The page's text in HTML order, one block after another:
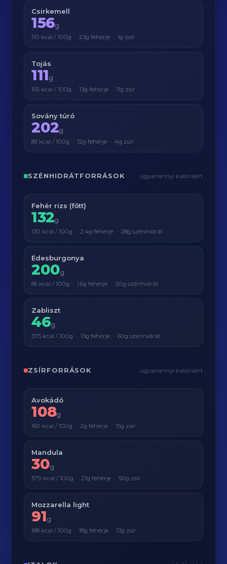
Csirkemell
156g
110 kcal / 100g · 23g fehérje · 1g zsír
Tojás
111g
155 kcal / 100g · 13g fehérje · 11g zsír
Sovány túró
202g
85 kcal / 100g · 12g fehérje · 4g zsír
SZÉNHIDRÁTFORRÁSOK ugyanannyi kalóriáért
Fehér rizs (főtt)
132g
130 kcal / 100g · 2.4g fehérje · 28g szénhidrát
Édesburgonya
200g
86 kcal / 100g · 1.6g fehérje · 20g szénhidrát
Zabliszt
46g
375 kcal / 100g · 13g fehérje · 60g szénhidrát
ZSÍRFORRÁSOK ugyanannyi kalóriáért
Avokádó
108g
160 kcal / 100g · 2g fehérje · 15g zsír
Mandula
30g
579 kcal / 100g · 21g fehérje · 50g zsír
Mozzarella light
91g
188 kcal / 100g · 18g fehérje · 13g zsír